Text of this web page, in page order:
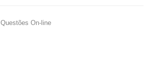
Questões On-line